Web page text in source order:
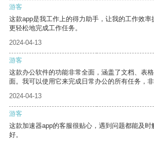
游客
这款app是我工作上的得力助手，让我的工作效率
更轻松地完成工作任务。
2024-04-13
游客
这款办公软件的功能非常全面，涵盖了文档、表
面。我可以使用它来完成日常办公的所有任务，非
2024-04-13
游客
这款加速器app的客服很贴心，遇到问题都能及时
好。